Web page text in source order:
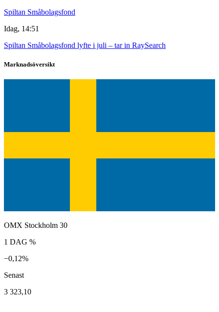
Spiltan Småbolagsfond
Idag, 14:51
Spiltan Småbolagsfond lyfte i juli – tar in RaySearch
Marknadsöversikt
OMX Stockholm 30
1 DAG %
−0,12%
Senast
3 323,10